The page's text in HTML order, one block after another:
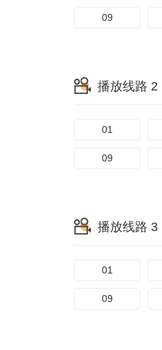
09
播放线路 2
01
09
播放线路 3
01
09